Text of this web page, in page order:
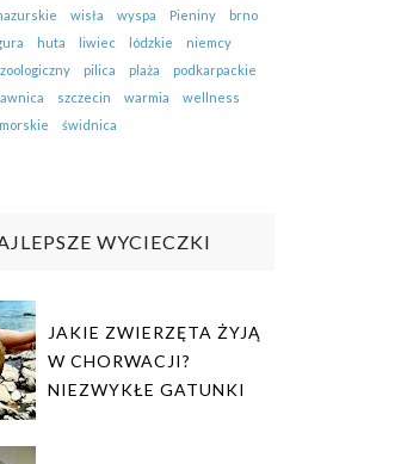
wisła wyspa Pieniny
brno
huta liwiec lódzkie
niemcy
pilica plaża
podkarpackie
szczecin warmia
wellness
świdnica
WYCIECZKI
JAKIE ZWIERZĘTA ŻYJĄ
W CHORWACJI?
NIEZWYKŁE GATUNKI